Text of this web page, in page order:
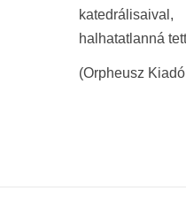
halhatatlanná
(Orpheusz